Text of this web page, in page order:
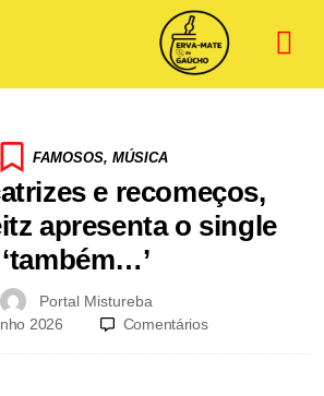
FAMOSOS, MÚSICA
e recomeços,
apresenta o single
‘também…’
Portal Mistureba
2026
Comentários